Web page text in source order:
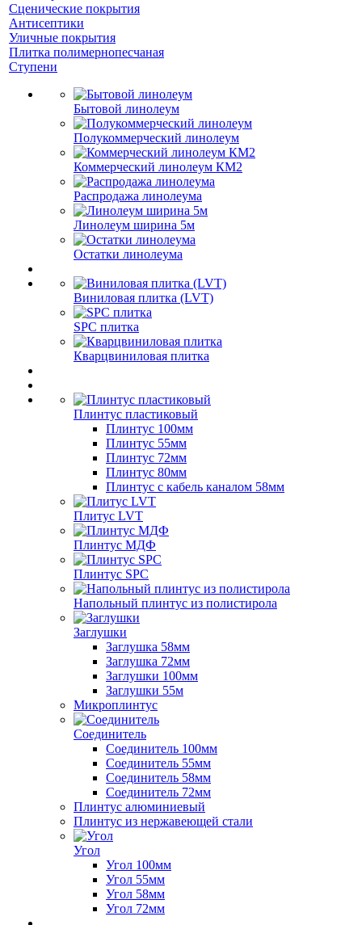
Сценические покрытия
Антисептики
Уличные покрытия
Плитка полимернопесчаная
Ступени
Бытовой линолеум
Полукоммерческий линолеум
Коммерческий линолеум КМ2
Распродажа линолеума
Линолеум ширина 5м
Остатки линолеума
Виниловая плитка (LVT)
SPC плитка
Кварцвиниловая плитка
Плинтус пластиковый
Плинтус 100мм
Плинтус 55мм
Плинтус 72мм
Плинтус 80мм
Плинтус с кабель каналом 58мм
Плитус LVT
Плинтус МДФ
Плинтус SPC
Напольный плинтус из полистирола
Заглушки
Заглушка 58мм
Заглушка 72мм
Заглушки 100мм
Заглушки 55м
Микроплинтус
Соединитель
Соединитель 100мм
Соединитель 55мм
Соединитель 58мм
Соединитель 72мм
Плинтус алюминиевый
Плинтус из нержавеющей стали
Угол
Угол 100мм
Угол 55мм
Угол 58мм
Угол 72мм